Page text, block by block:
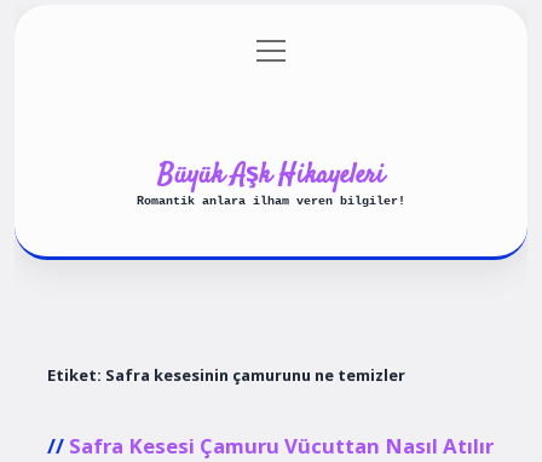
Gizlilik Politikası
menüyü
aç
Büyük Aşk Hikayeleri
Romantik anlara ilham veren bilgiler!
Etiket: Safra kesesinin çamurunu ne temizler
Safra Kesesi Çamuru Vücuttan Nasıl Atılır